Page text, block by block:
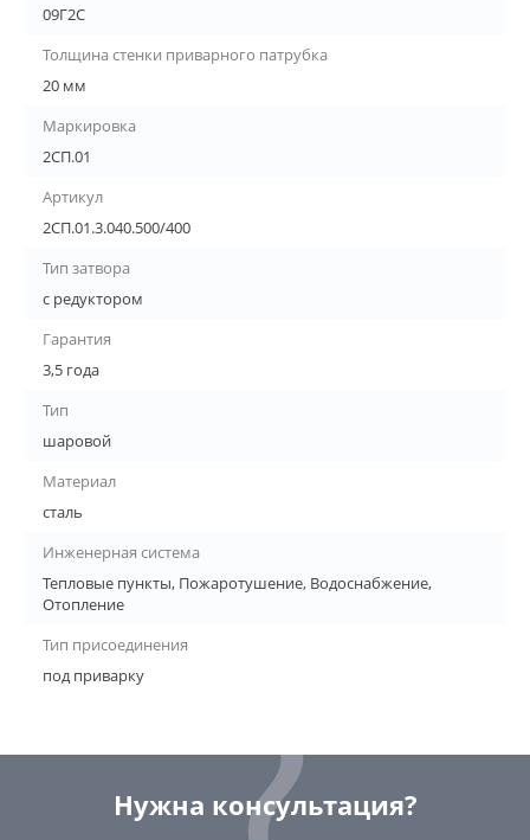
09Г2С
Толщина стенки приварного патрубка
20 мм
Маркировка
2СП.01
Артикул
2СП.01.3.040.500/400
Тип затвора
с редуктором
Гарантия
3,5 года
Тип
шаровой
Материал
сталь
Инженерная система
Тепловые пункты, Пожаротушение, Водоснабжение,
Отопление
Тип присоединения
под приварку
Нужна консультация?